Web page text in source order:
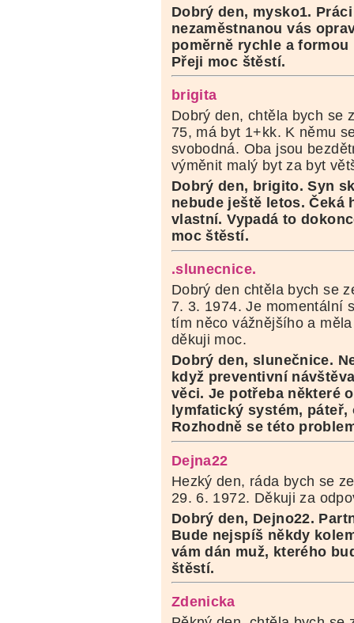
Dobrý den, mysko1.
nezaměstnanou vás
poměrně rychle a
Přeji moc štěstí.
brigita
Dobrý den, chtěla bych se
75, má byt 1+kk. K němu
svobodná. Oba jsou
výměnit malý byt za byt
Dobrý den, brigito. Syn
nebude ještě letos. Čeká
vlastní. Vypadá to
moc štěstí.
.slunecnice.
Dobrý den chtěla bych se
7. 3. 1974. Je momentální
tím něco vážnějšího a
děkuji moc.
Dobrý den, slunečnice.
když preventivní
věci. Je potřeba některé
lymfatický systém,
Rozhodně se této
Dejna22
Hezký den, ráda bych se
29. 6. 1972. Děkuji za
Dobrý den, Dejno22.
Bude nejspíš někdy
vám dán muž, kterého
štěstí.
Zdenicka